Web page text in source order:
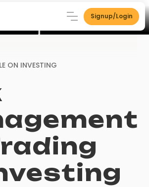
Signup/Login
ON INVESTING